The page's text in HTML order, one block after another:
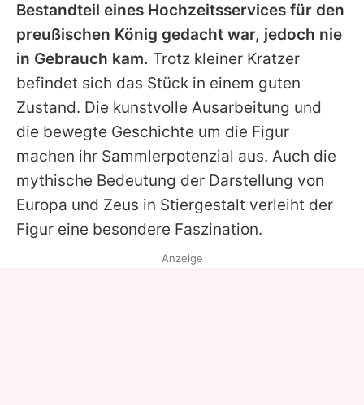
Bestandteil eines Hochzeitsservices für den
preußischen König gedacht war, jedoch nie
in Gebrauch kam. Trotz kleiner Kratzer
befindet sich das Stück in einem guten
Zustand. Die kunstvolle Ausarbeitung und
die bewegte Geschichte um die Figur
machen ihr Sammlerpotenzial aus. Auch die
mythische Bedeutung der Darstellung von
Europa und Zeus in Stiergestalt verleiht der
Figur eine besondere Faszination.
Anzeige